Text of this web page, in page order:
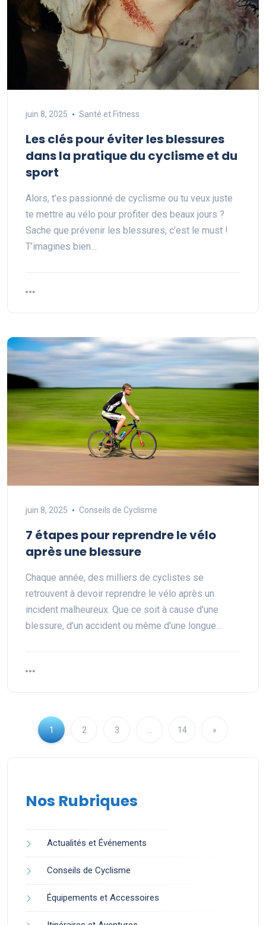
juin 8, 2025 Santé et Fitness
Les clés pour éviter les blessures
dans la pratique du cyclisme et du
sport
Alors, t’es passionné de cyclisme ou tu veux juste
te mettre au vélo pour profiter des beaux jours ?
Sache que prévenir les blessures, c’est le must !
T’imagines bien…
juin 8, 2025 Conseils de Cyclisme
7 étapes pour reprendre le vélo
après une blessure
Chaque année, des milliers de cyclistes se
retrouvent à devoir reprendre le vélo après un
incident malheureux. Que ce soit à cause d'une
blessure, d’un accident ou même d'une longue…
1 2 3 14 »
Nos Rubriques
Actualités et Événements
Conseils de Cyclisme
Équipements et Accessoires